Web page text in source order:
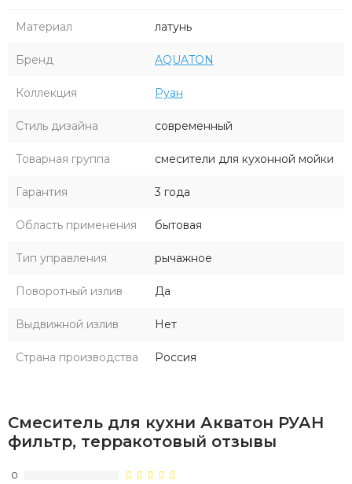
Материал латунь
Бренд AQUATON
Коллекция Руан
Стиль дизайна современный
Товарная группа смесители для кухонной мойки
Гарантия 3 года
Область применения бытовая
Тип управления рычажное
Поворотный излив Да
Выдвижной излив Нет
Страна производства Россия
Смеситель для кухни Акватон РУАН
фильтр, терракотовый отзывы
0